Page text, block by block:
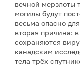
вечной мерзлоты
могилы будут
весьма опасно
вторая причина:
сохраняются
канадским
тела трёх